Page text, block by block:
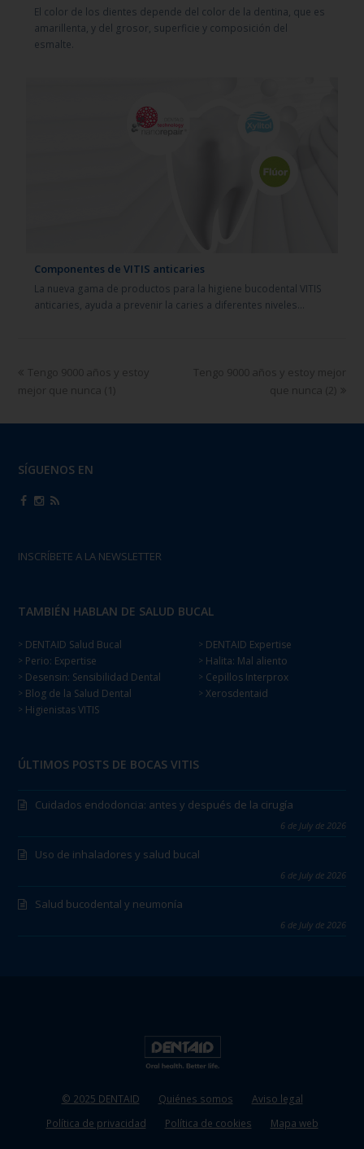
El color de los dientes depende del color de la dentina, que es
amarillenta, y del grosor, superficie y composición del
esmalte.
Componentes de VITIS anticaries
La nueva gama de productos para la higiene bucodental VITIS
anticaries, ayuda a prevenir la caries a diferentes niveles…
Tengo 9000 años y estoy
mejor que nunca (1)
Tengo 9000 años y estoy mejor
que nunca (2)
SÍGUENOS EN
INSCRÍBETE A LA NEWSLETTER
TAMBIÉN HABLAN DE SALUD BUCAL
> DENTAID Salud Bucal
> Perio: Expertise
> Desensin: Sensibilidad Dental
> Blog de la Salud Dental
> Higienistas VITIS
> DENTAID Expertise
> Halita: Mal aliento
> Cepillos Interprox
> Xerosdentaid
ÚLTIMOS POSTS DE BOCAS VITIS
Cuidados endodoncia: antes y después de la cirugía
6 de July de 2026
Uso de inhaladores y salud bucal
6 de July de 2026
Salud bucodental y neumonía
6 de July de 2026
© 2025 DENTAID Quiénes somos
Aviso legal
Política de privacidad
Política de cookies Mapa web